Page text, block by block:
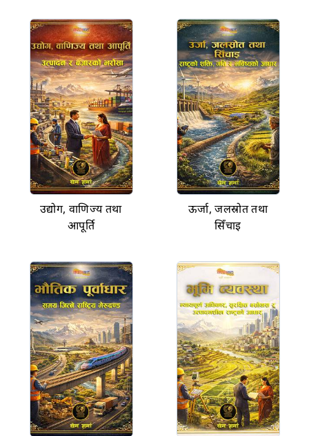
उद्योग, वाणिज्य तथा
आपूर्ति
ऊर्जा, जलस्रोत तथा
सिँचाइ